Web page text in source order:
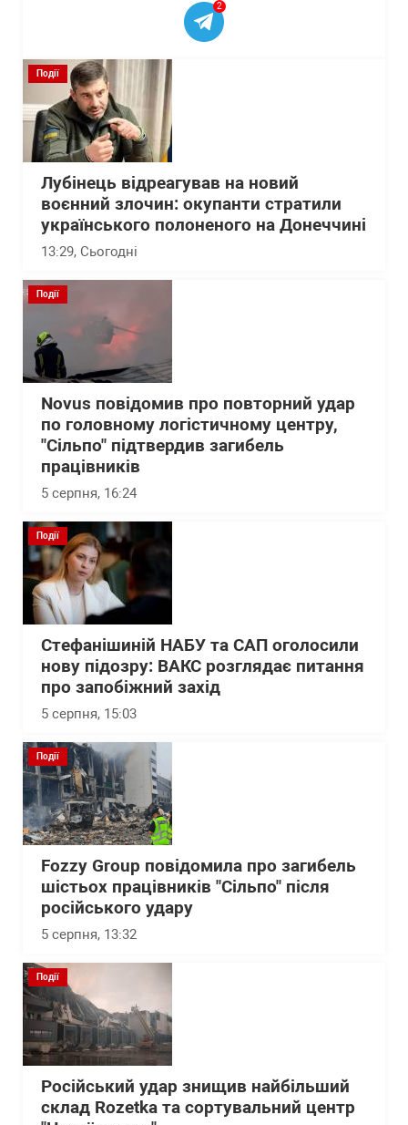
2
Події
Лубінець відреагував на новий
воєнний злочин: окупанти стратили
українського полоненого на Донеччині
13:29, Сьогодні
Події
Novus повідомив про повторний удар
по головному логістичному центру,
"Сільпо" підтвердив загибель
працівників
5 серпня, 16:24
Події
Стефанішиній НАБУ та САП оголосили
нову підозру: ВАКС розглядає питання
про запобіжний захід
5 серпня, 15:03
Події
Fozzy Group повідомила про загибель
шістьох працівників "Сільпо" після
російського удару
5 серпня, 13:32
Події
Російський удар знищив найбільший
склад Rozetka та сортувальний центр